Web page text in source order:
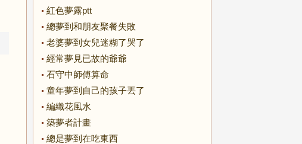
紅色夢露ptt
總夢到和朋友聚餐失敗
老婆夢到女兒迷糊了哭了
經常夢見已故的爺爺
石守中師傅算命
童年夢到自己的孩子丟了
編織花風水
築夢者計畫
總是夢到在吃東西